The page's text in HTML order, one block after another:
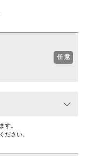
任 意
す。
ださい。